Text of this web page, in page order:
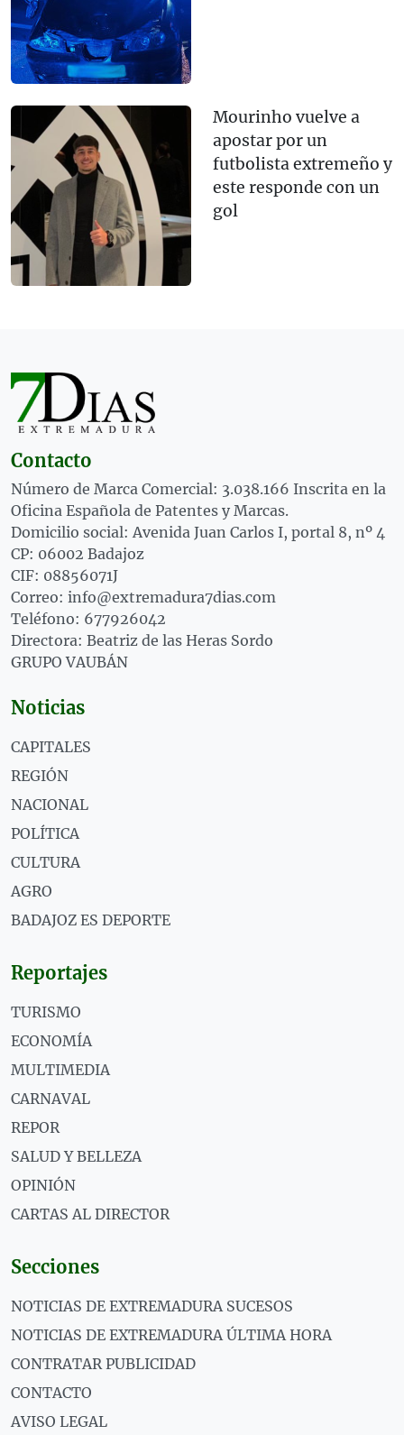
Mourinho vuelve a
apostar por un
futbolista extremeño y
este responde con un
gol
Contacto
Número de Marca Comercial: 3.038.166 Inscrita en la
Oficina Española de Patentes y Marcas.
Domicilio social: Avenida Juan Carlos I, portal 8, nº 4
CP: 06002 Badajoz
CIF: 08856071J
Correo: info@extremadura7dias.com
Teléfono: 677926042
Directora: Beatriz de las Heras Sordo
GRUPO VAUBÁN
Noticias
CAPITALES
REGIÓN
NACIONAL
POLÍTICA
CULTURA
AGRO
BADAJOZ ES DEPORTE
Reportajes
TURISMO
ECONOMÍA
MULTIMEDIA
CARNAVAL
REPOR
SALUD Y BELLEZA
OPINIÓN
CARTAS AL DIRECTOR
Secciones
NOTICIAS DE EXTREMADURA SUCESOS
NOTICIAS DE EXTREMADURA ÚLTIMA HORA
CONTRATAR PUBLICIDAD
CONTACTO
AVISO LEGAL